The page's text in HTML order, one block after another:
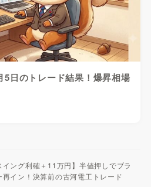
5日のトレード結果！爆昇相場
イング利確＋11万円】半値押しでブラ
再イン！決算前の古河電工トレード